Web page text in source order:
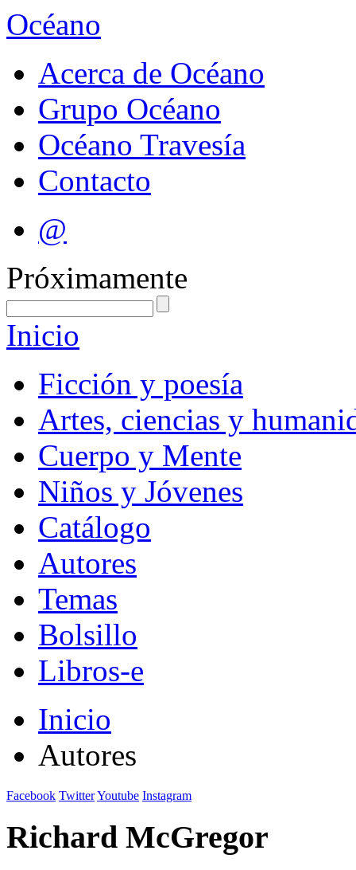
Océano
Acerca de Océano
Grupo Océano
Océano Travesía
Contacto
@
Próximamente
Inicio
Ficción y poesía
Artes, ciencias y
Cuerpo y Mente
Niños y Jóvenes
Catálogo
Autores
Temas
Bolsillo
Libros-e
Inicio
Autores
Facebook TwitterYoutube Instagram
Richard McGregor